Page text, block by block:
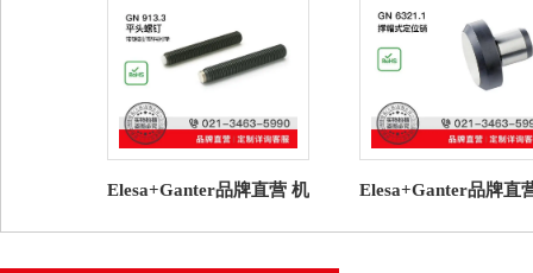
Elesa+Ganter品牌直营 机
螺钉 塑料衬垫
Elesa+Ganter品牌直
式定位销